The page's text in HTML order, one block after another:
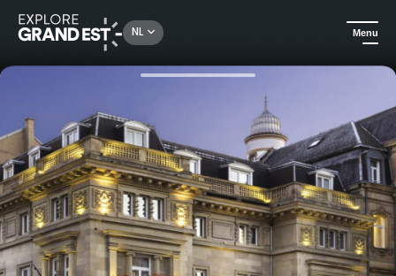
NL Menu
Kijk je ogen uit in de Grand Est Romantisch verblijf in het hart van Straatsburg